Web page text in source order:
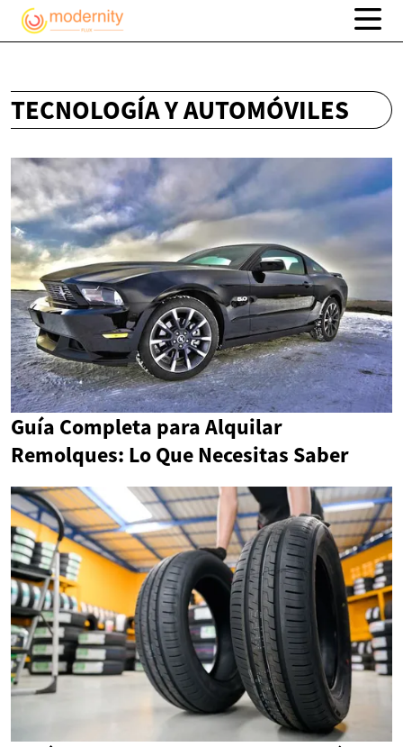
TECNOLOGÍA Y AUTOMÓVILES
Guía Completa para Alquilar
Remolques: Lo Que Necesitas Saber